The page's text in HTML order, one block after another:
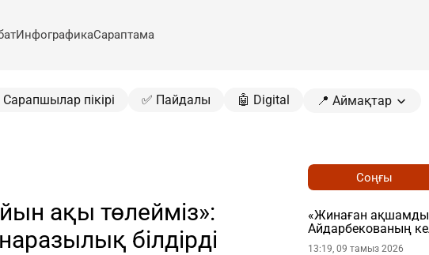
ИнфографикаСараптама
Сарапшылар пікірі ✅ Пайдалы 🤖 Digital 📍 Аймақтар
ақы төлейміз»:
білдірді
Соңғы
«Жинаған ақшамды
Айдарбекованың
(ВИДЕО)
13:19, 09 тамыз 2026